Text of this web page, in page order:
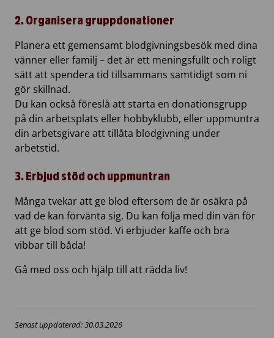
2. Organisera gruppdonationer
Planera ett gemensamt blodgivningsbesök med dina
vänner eller familj – det är ett meningsfullt och roligt
sätt att spendera tid tillsammans samtidigt som ni
gör skillnad.
Du kan också föreslå att starta en donationsgrupp
på din arbetsplats eller hobbyklubb, eller uppmuntra
din arbetsgivare att tillåta blodgivning under
arbetstid.
3. Erbjud stöd och uppmuntran
Många tvekar att ge blod eftersom de är osäkra på
vad de kan förvänta sig. Du kan följa med din vän för
att ge blod som stöd. Vi erbjuder kaffe och bra
vibbar till båda!
Gå med oss och hjälp till att rädda liv!
Senast uppdaterad: 30.03.2026